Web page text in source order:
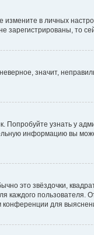
в личных
зарегистрированы, то
значит,
узнать у
информацию вы
это звёздочки,
пользователя.
конференции для